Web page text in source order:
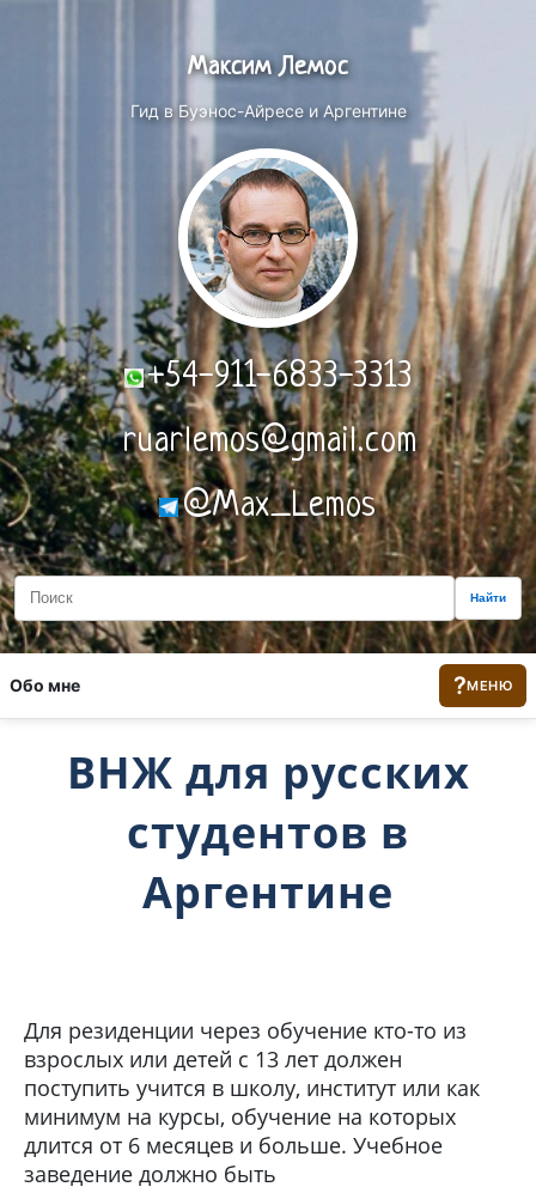
Максим Лемос
Гид в Буэнос-Айресе и Аргентине
+54-911-6833-3313
ruarlemos@gmail.com
@Max_Lemos
Найти
Обо мне ?МЕНЮ
ВНЖ для русских
студентов в
Аргентине
Для резиденции через обучение кто-то из
взрослых или детей с 13 лет должен
поступить учится в школу, институт или как
минимум на курсы, обучение на которых
длится от 6 месяцев и больше. Учебное
заведение должно быть